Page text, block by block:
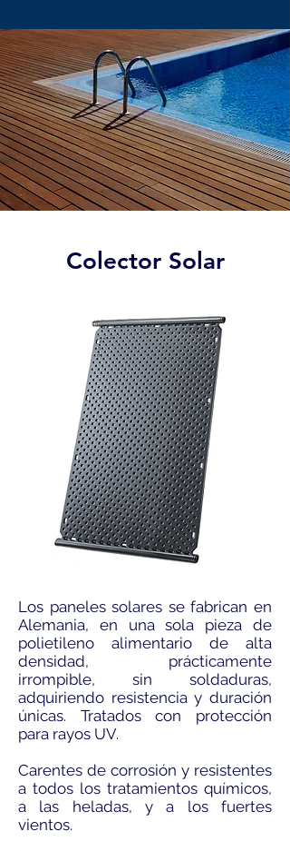
Colector Solar
Los paneles solares se fabrican en
Alemania, en una sola pieza de
polietileno alimentario de alta
densidad, prácticamente
irrompible, sin soldaduras,
adquiriendo resistencia y duración
únicas. Tratados con protección
para rayos UV.
Carentes de corrosión y resistentes
a todos los tratamientos químicos,
a las heladas, y a los fuertes
vientos.